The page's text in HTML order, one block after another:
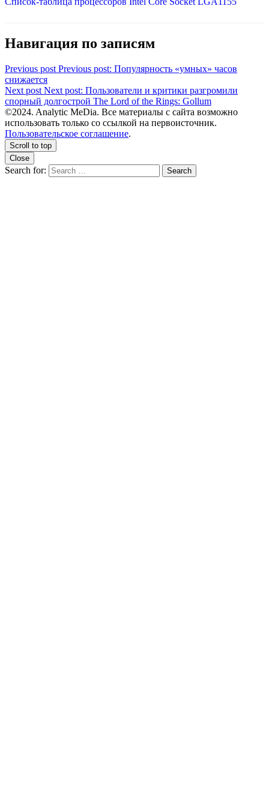
Навигация по записям
Previous post Previous post: Популярность «умных» часов
снижается
Next post Next post: Пользователи и критики разгромили
спорный долгострой The Lord of the Rings: Gollum
©2024. Analytic MeDia. Все материалы с сайта возможно
использовать только со ссылкой на первоисточник.
Пользовательское соглашение.
Scroll to top
Close
Search for: Search